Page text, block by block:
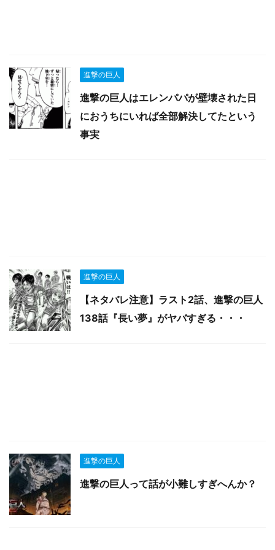
進撃の巨人
進撃の巨人はエレンパパが壁壊された日
におうちにいれば全部解決してたという
事実
進撃の巨人
【ネタバレ注意】ラスト2話、進撃の巨人
138話『長い夢』がヤバすぎる・・・
進撃の巨人
進撃の巨人って話が小難しすぎへんか？